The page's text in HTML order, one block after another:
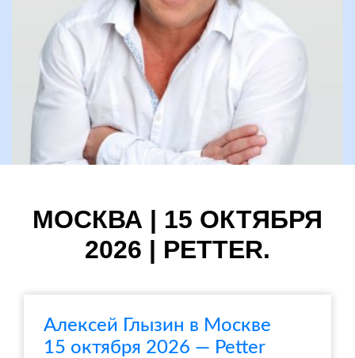
МОСКВА | 15 ОКТЯБРЯ
2026 | PETTER.
Алексей Глызин в Москве
15 октября 2026 — Petter